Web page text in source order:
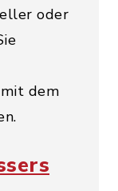
oder
dem